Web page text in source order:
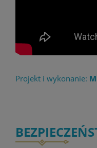
Projekt i wykonanie: